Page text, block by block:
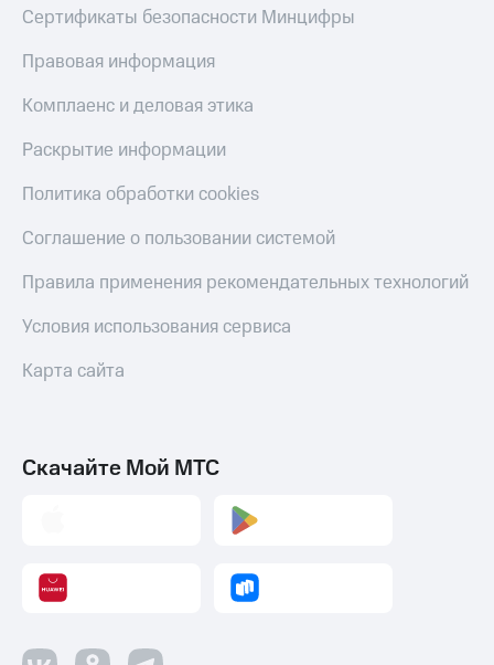
Сертификаты безопасности Минцифры
Правовая информация
Комплаенс и деловая этика
Раскрытие информации
Политика обработки cookies
Соглашение о пользовании системой
Правила применения рекомендательных технологий
Условия использования сервиса
Карта сайта
Скачайте Мой МТС